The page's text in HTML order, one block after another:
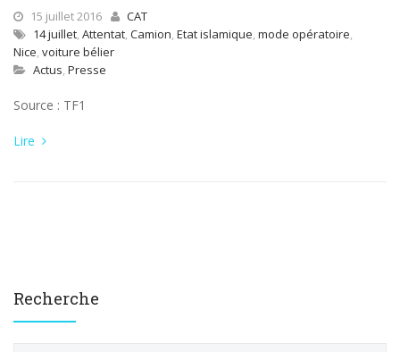
15 juillet 2016
CAT
14 juillet, Attentat, Camion, Etat islamique, mode opératoire,
Nice, voiture bélier
Actus, Presse
Source : TF1
Lire
Recherche